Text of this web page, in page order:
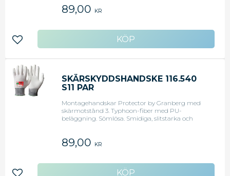
kanter och föremål samtidigt som du bevarar
fingerkänsla och greppstyrka. Lämpliga för
risk för stick- och skärsår, såsom glashantering,
lagerarbete, underhållsarbete.
89,00 KR
Lägg till i favoriter
SKÄRSKYDDSHANDSKE 116.540
S11 PAR
Montagehandskar Protector by Granberg med
skärmotstånd 3. Typhoon-fiber med PU-
beläggning. Sömlösa. Smidiga, slitstarka och
kanter och föremål samtidigt som du bevarar
fingerkänsla och greppstyrka. Lämpliga för
risk för stick- och skärsår, såsom glashantering,
lagerarbete, underhållsarbete.
89,00 KR